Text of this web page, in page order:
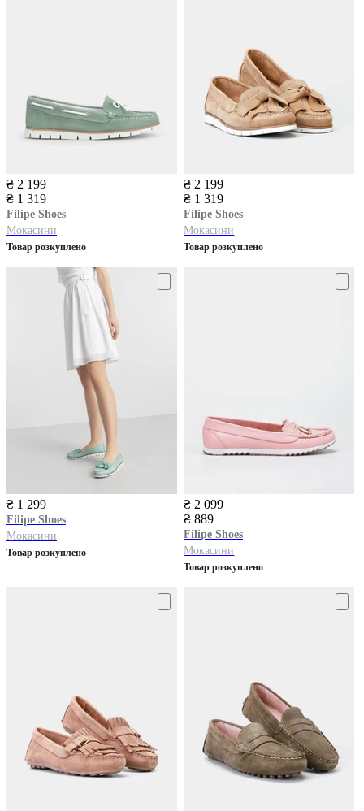
₴ 2 199
₴ 1 319
Filipe Shoes
Мокасини
Товар розкуплено
₴ 2 199
₴ 1 319
Filipe Shoes
Мокасини
Товар розкуплено
₴ 1 299
Filipe Shoes
Мокасини
Товар розкуплено
₴ 2 099
₴ 889
Filipe Shoes
Мокасини
Товар розкуплено